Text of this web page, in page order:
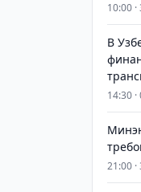
10:00
В
14:30
21:00